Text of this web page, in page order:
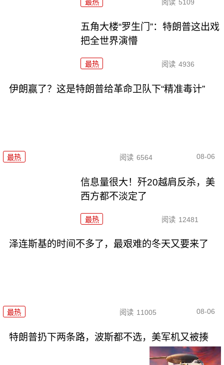
最热 阅读 5109
五角大楼“罗生门”：特朗普这出戏
把全世界演懵
最热 阅读 4936
伊朗赢了？这是特朗普给革命卫队下“精准毒计”
最热 阅读 6564 08-06
信息量很大！歼20越肩反杀，美
西方都不淡定了
最热 阅读 12481
泽连斯基的时间不多了，最艰难的冬天又要来了
最热 阅读 11005 08-06
特朗普扔下两条路，波斯都不选，美军机又被揍